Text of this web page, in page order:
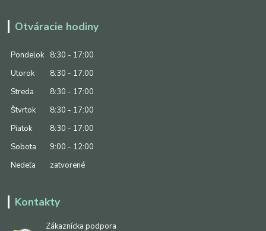
Otváracie hodiny
Pondelok
8:30 - 17:00
Utorok
8:30 - 17:00
Streda
8:30 - 17:00
Štvrtok
8:30 - 17:00
Piatok
8:30 - 17:00
Sobota
9:00 - 12:00
Nedeľa
zatvorené
Kontakty
Zákaznícka podpora